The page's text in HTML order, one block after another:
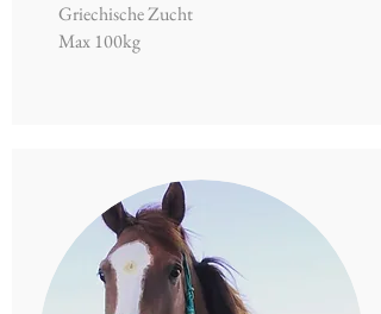
Griechische Zucht
Max 100kg